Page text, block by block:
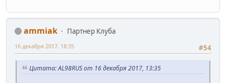
ammiak
Партнер Клуба
#54
16 декабря 2017, 18:35
Цитата: AL98RUS от 16 декабря 2017, 13:35